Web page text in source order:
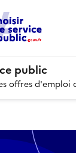
public
offres